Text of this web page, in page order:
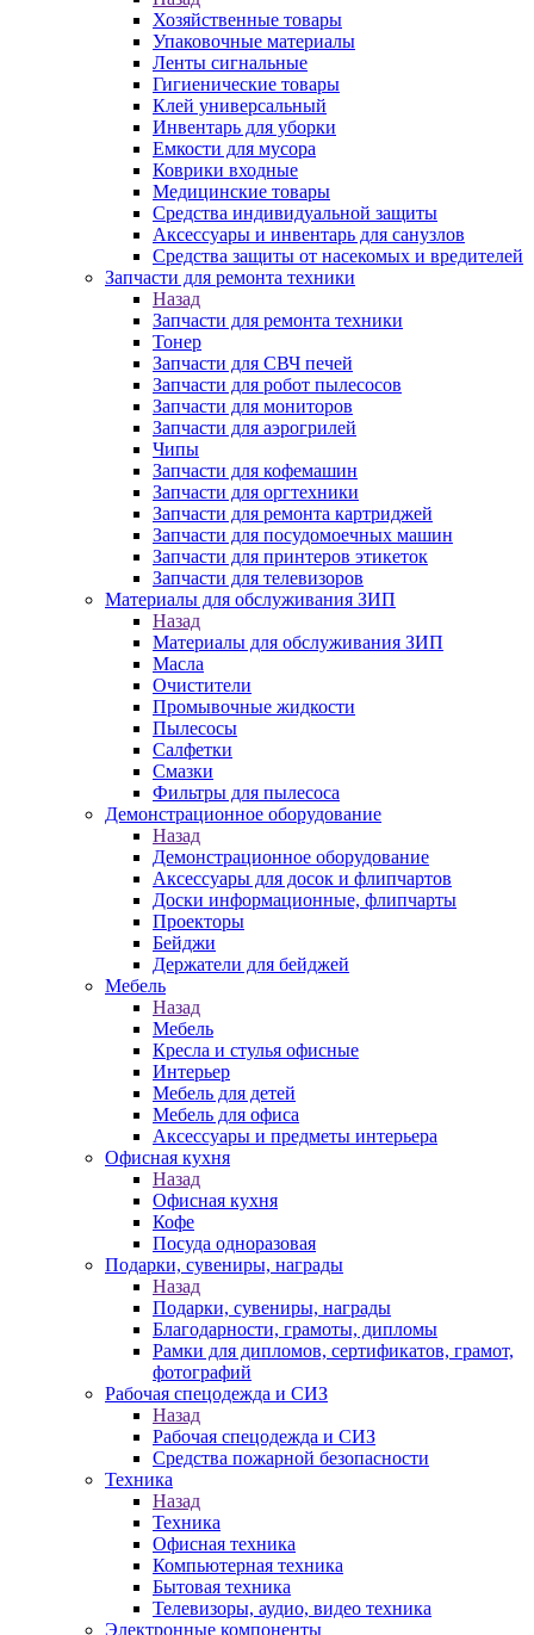
Хозяйственные товары
Упаковочные материалы
Ленты сигнальные
Гигиенические товары
Клей универсальный
Инвентарь для уборки
Емкости для мусора
Коврики входные
Медицинские товары
Средства индивидуальной защиты
Аксессуары и инвентарь для санузлов
Средства защиты от насекомых и вредителей
Запчасти для ремонта техники
Назад
Запчасти для ремонта техники
Тонер
Запчасти для СВЧ печей
Запчасти для робот пылесосов
Запчасти для мониторов
Запчасти для аэрогрилей
Чипы
Запчасти для кофемашин
Запчасти для оргтехники
Запчасти для ремонта картриджей
Запчасти для посудомоечных машин
Запчасти для принтеров этикеток
Запчасти для телевизоров
Материалы для обслуживания ЗИП
Назад
Материалы для обслуживания ЗИП
Масла
Очистители
Промывочные жидкости
Пылесосы
Салфетки
Смазки
Фильтры для пылесоса
Демонстрационное оборудование
Назад
Демонстрационное оборудование
Аксессуары для досок и флипчартов
Доски информационные, флипчарты
Проекторы
Бейджи
Держатели для бейджей
Мебель
Назад
Мебель
Кресла и стулья офисные
Интерьер
Мебель для детей
Мебель для офиса
Аксессуары и предметы интерьера
Офисная кухня
Назад
Офисная кухня
Кофе
Посуда одноразовая
Подарки, сувениры, награды
Назад
Подарки, сувениры, награды
Благодарности, грамоты, дипломы
Рамки для дипломов, сертификатов, грамот,
фотографий
Рабочая спецодежда и СИЗ
Назад
Рабочая спецодежда и СИЗ
Средства пожарной безопасности
Техника
Назад
Техника
Офисная техника
Компьютерная техника
Бытовая техника
Телевизоры, аудио, видео техника
Электронные компоненты